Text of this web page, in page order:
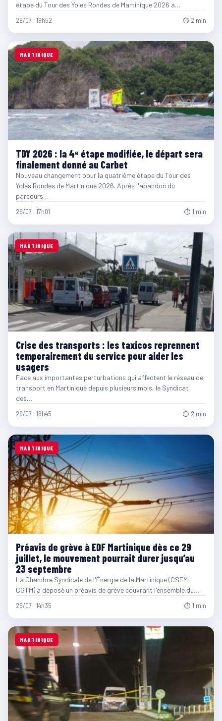
étape du Tour des Yoles Rondes de Martinique 2026 a…
29/07 · 19h52 ⏱ 2 min
MARTINIQUE
TDY 2026 : la 4ᵉ étape modifiée, le départ sera
finalement donné au Carbet
Nouveau changement pour la quatrième étape du Tour des
Yoles Rondes de Martinique 2026. Après l'abandon du
parcours…
29/07 · 17h01 ⏱ 1 min
MARTINIQUE
Crise des transports : les taxicos reprennent
temporairement du service pour aider les
usagers
Face aux importantes perturbations qui affectent le réseau de
transport en Martinique depuis plusieurs mois, le Syndicat
des…
29/07 · 16h45 ⏱ 2 min
MARTINIQUE
Préavis de grève à EDF Martinique dès ce 29
juillet, le mouvement pourrait durer jusqu’au
23 septembre
La Chambre Syndicale de l'Énergie de la Martinique (CSEM-
CGTM) a déposé un préavis de grève couvrant l'ensemble du…
29/07 · 14h35 ⏱ 1 min
MARTINIQUE